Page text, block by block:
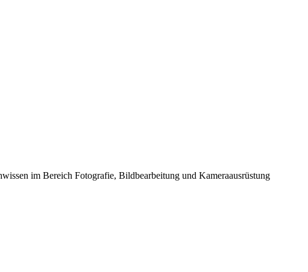
im Bereich Fotografie, Bildbearbeitung und Kameraausrüstung